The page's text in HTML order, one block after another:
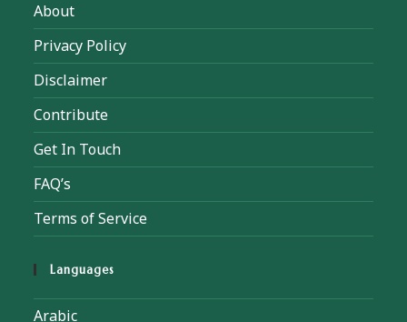
About
Privacy Policy
Disclaimer
Contribute
Get In Touch
FAQ’s
Terms of Service
Languages
Arabic